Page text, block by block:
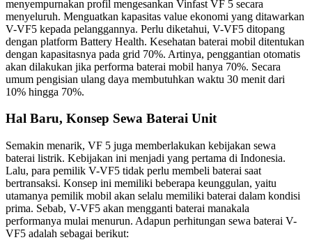
menyempurnakan profil mengesankan Vinfast VF 5 secara
menyeluruh. Menguatkan kapasitas value ekonomi yang ditawarkan
V-VF5 kepada pelanggannya. Perlu diketahui, V-VF5 ditopang
dengan platform Battery Health. Kesehatan baterai mobil ditentukan
dengan kapasitasnya pada grid 70%. Artinya, penggantian otomatis
akan dilakukan jika performa baterai mobil hanya 70%. Secara
umum pengisian ulang daya membutuhkan waktu 30 menit dari
10% hingga 70%.
Hal Baru, Konsep Sewa Baterai Unit
Semakin menarik, VF 5 juga memberlakukan kebijakan sewa
baterai listrik. Kebijakan ini menjadi yang pertama di Indonesia.
Lalu, para pemilik V-VF5 tidak perlu membeli baterai saat
bertransaksi. Konsep ini memiliki beberapa keunggulan, yaitu
utamanya pemilik mobil akan selalu memiliki baterai dalam kondisi
prima. Sebab, V-VF5 akan mengganti baterai manakala
performanya mulai menurun. Adapun perhitungan sewa baterai V-
VF5 adalah sebagai berikut: